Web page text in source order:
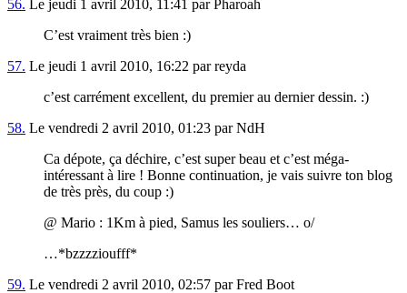
56. Le jeudi 1 avril 2010, 11:41 par Pharoah
C’est vraiment très bien :)
57. Le jeudi 1 avril 2010, 16:22 par reyda
c’est carrément excellent, du premier au dernier dessin. :)
58. Le vendredi 2 avril 2010, 01:23 par NdH
Ca dépote, ça déchire, c’est super beau et c’est méga-
intéressant à lire ! Bonne continuation, je vais suivre ton blog
de très près, du coup :)
@ Mario : 1Km à pied, Samus les souliers… o/
…*bzzzzioufff*
59. Le vendredi 2 avril 2010, 02:57 par Fred Boot